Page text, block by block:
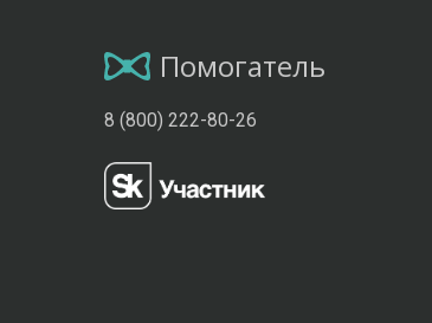
Помогатель
8 (800) 222-80-26